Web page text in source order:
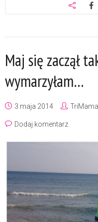
Maj się zaczął
wymarzyłam…
3 maja 2014 TriMama
Dodaj komentarz